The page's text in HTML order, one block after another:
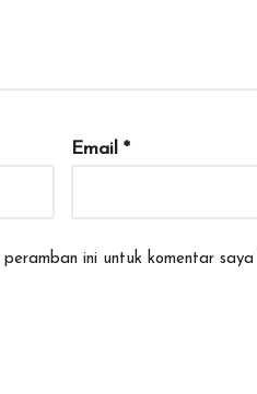
Email *
ini untuk komentar